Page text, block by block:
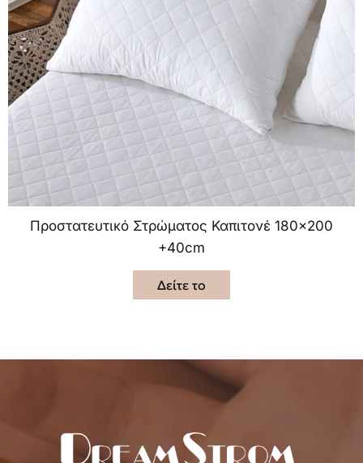
Προστατευτικό Στρώματος Καπιτονέ 180×200
+40cm
Δείτε το